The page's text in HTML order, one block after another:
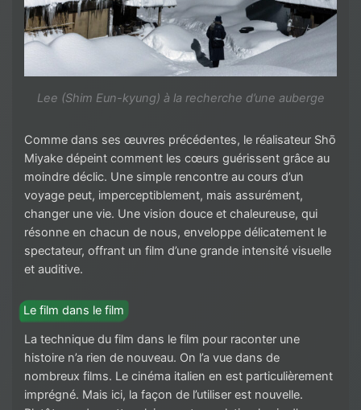
Lee (Shim Eun-kyung) à la recherche d’une auberge
Comme dans ses œuvres précédentes, le réalisateur Shō
Miyake dépeint comment les cœurs guérissent grâce au
moindre déclic. Une simple rencontre au cours d’un
voyage peut, imperceptiblement, mais assurément,
changer une vie. Une vision douce et chaleureuse, qui
résonne en chacun de nous, enveloppe délicatement le
spectateur, offrant un film d’une grande intensité visuelle
et auditive.
Le film dans le film
La technique du film dans le film pour raconter une
histoire n’a rien de nouveau. On l’a vue dans de
nombreux films. Le cinéma italien en est particulièrement
imprégné. Mais ici, la façon de l’utiliser est nouvelle.